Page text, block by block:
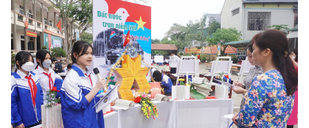
Điều khoản sử dụng Theo dõi MST: Góp ý
Cơ quan chủ quản: Bộ Khoa học và Công nghệ (MST)
Chịu trách nhiệm nội dung: Nguyễn Thị Hải Hằng
Giám đốc Trung tâm Truyền thông Khoa học và Công nghệ.
Liên hệ
Địa chỉ: Ban Biên tập Cổng TTĐT - 18 Nguyễn Du, TP. Hà Nội